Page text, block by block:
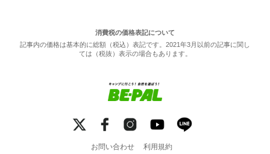
消費税の価格表記について
記事内の価格は基本的に総額（税込）表記です。2021年3月以前の記事に関し
ては（税抜）表示の場合もあります。
お問い合わせ 利用規約